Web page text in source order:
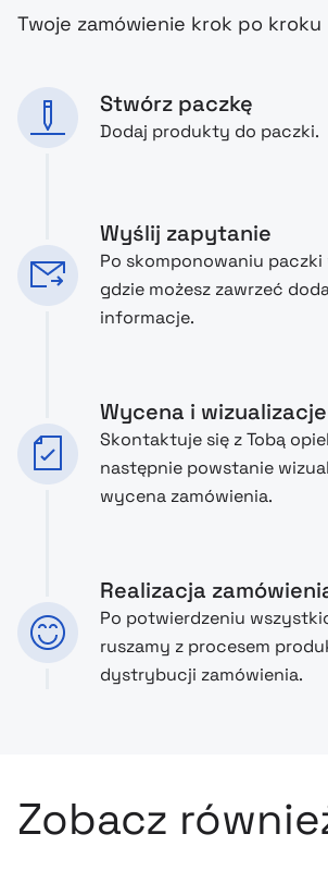
Twoje zamówienie krok po kroku
Stwórz paczkę
Dodaj produkty do paczki.
Wyślij zapytanie
Po skomponowaniu
gdzie możesz zawrzeć
informacje.
Wycena i wizualizacje
Skontaktuje się z Tobą
następnie powstanie
wycena zamówienia.
Realizacja
Po potwierdzeniu
ruszamy z procesem
dystrybucji zamówienia.
Zobacz